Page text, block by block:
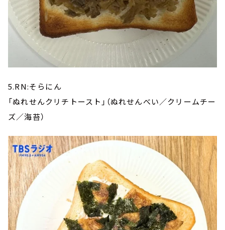
5.RN:そらにん
「ぬれせんクリチトースト」（ぬれせんべい／クリームチー
ズ／海苔）